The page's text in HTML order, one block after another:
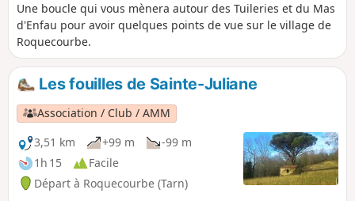
Une boucle qui vous mènera autour des Tuileries et du Mas
d'Enfau pour avoir quelques points de vue sur le village de
Roquecourbe.
Les fouilles de Sainte-Juliane
Association / Club / AMM
3,51 km
+99 m
-99 m
1h 15
Facile
Départ à Roquecourbe (Tarn)